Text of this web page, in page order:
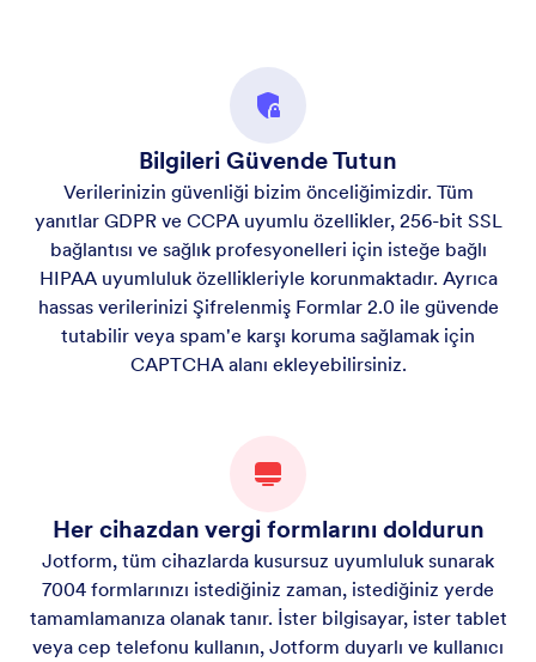
Bilgileri Güvende Tutun
Verilerinizin güvenliği bizim önceliğimizdir. Tüm
yanıtlar GDPR ve CCPA uyumlu özellikler, 256-bit SSL
bağlantısı ve sağlık profesyonelleri için isteğe bağlı
HIPAA uyumluluk özellikleriyle korunmaktadır. Ayrıca
hassas verilerinizi Şifrelenmiş Formlar 2.0 ile güvende
tutabilir veya spam'e karşı koruma sağlamak için
CAPTCHA alanı ekleyebilirsiniz.
Her cihazdan vergi formlarını doldurun
Jotform, tüm cihazlarda kusursuz uyumluluk sunarak
7004 formlarınızı istediğiniz zaman, istediğiniz yerde
tamamlamanıza olanak tanır. İster bilgisayar, ister tablet
veya cep telefonu kullanın, Jotform duyarlı ve kullanıcı